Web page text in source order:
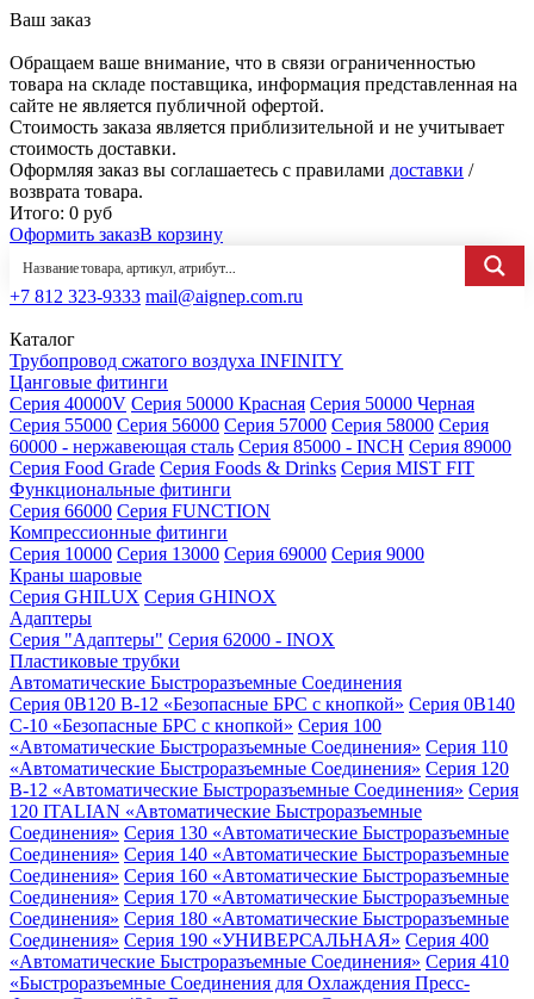
Ваш заказ
Обращаем ваше внимание, что в связи ограниченностью
товара на складе поставщика, информация представленная на
сайте не является публичной офертой.
Стоимость заказа является приблизительной и не учитывает
стоимость доставки.
Оформляя заказ вы соглашаетесь с правилами доставки /
возврата товара.
Итого: 0 руб
Оформить заказВ корзину
+7 812 323-9333 mail@aignep.com.ru
Каталог
Трубопровод сжатого воздуха INFINITY
Цанговые фитинги
Серия 40000V Серия 50000 Красная Серия 50000 Черная
Серия 55000 Серия 56000 Серия 57000 Серия 58000 Серия
60000 - нержавеющая сталь Серия 85000 - INCH Серия 89000
Серия Food Grade Серия Foods & Drinks Серия MIST FIT
Функциональные фитинги
Серия 66000 Серия FUNCTION
Компрессионные фитинги
Серия 10000 Серия 13000 Серия 69000 Серия 9000
Краны шаровые
Серия GHILUX Серия GHINOX
Адаптеры
Серия "Адаптеры" Серия 62000 - INOX
Пластиковые трубки
Автоматические Быстроразъемные Соединения
Серия 0B120 B-12 «Безопасные БРС с кнопкой» Серия 0B140
C-10 «Безопасные БРС с кнопкой» Серия 100
«Автоматические Быстроразъемные Соединения» Серия 110
«Автоматические Быстроразъемные Соединения» Серия 120
B-12 «Автоматические Быстроразъемные Соединения» Серия
120 ITALIAN «Автоматические Быстроразъемные
Соединения» Серия 130 «Автоматические Быстроразъемные
Соединения» Серия 140 «Автоматические Быстроразъемные
Соединения» Серия 160 «Автоматические Быстроразъемные
Соединения» Серия 170 «Автоматические Быстроразъемные
Соединения» Серия 180 «Автоматические Быстроразъемные
Соединения» Серия 190 «УНИВЕРСАЛЬНАЯ» Серия 400
«Автоматические Быстроразъемные Соединения» Серия 410
«Быстроразъемные Соединения для Охлаждения Пресс-